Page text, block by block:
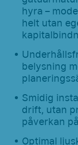
hyra –
helt utan
belysning
Smidig
drift, utan
påverkan
Optimal